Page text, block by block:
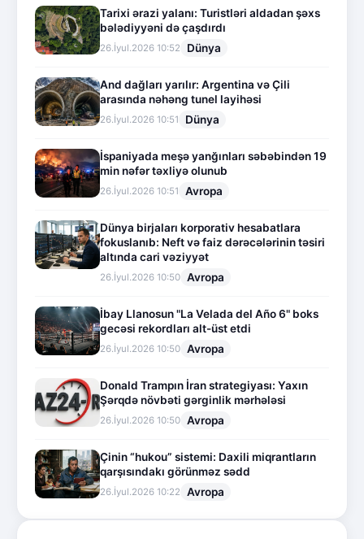
Tarixi ərazi yalanı: Turistləri aldadan şəxs
bələdiyyəni də çaşdırdı
26.İyul.2026 10:52 Dünya
And dağları yarılır: Argentina və Çili
arasında nəhəng tunel layihəsi
26.İyul.2026 10:51 Dünya
İspaniyada meşə yanğınları səbəbindən 19
min nəfər təxliyə olunub
26.İyul.2026 10:51 Avropa
Dünya birjaları korporativ hesabatlara
fokuslanıb: Neft və faiz dərəcələrinin təsiri
altında cari vəziyyət
26.İyul.2026 10:50 Avropa
İbay Llanosun "La Velada del Año 6" boks
gecəsi rekordları alt-üst etdi
26.İyul.2026 10:50 Avropa
Donald Trampın İran strategiyası: Yaxın
Şərqdə növbəti gərginlik mərhələsi
26.İyul.2026 10:50 Avropa
Çinin “hukou” sistemi: Daxili miqrantların
qarşısındakı görünməz sədd
26.İyul.2026 10:22 Avropa